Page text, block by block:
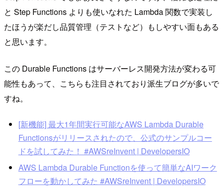
と Step Functions よりも使いなれた Lambda 関数で実装し
たほうが楽だし品質管理（テストなど）もしやすい面もある
と思います。
この Durable Functions はサーバーレス開発方法が変わる可
能性もあって、こちらも注目されており派生ブログが多いで
すね。
[新機能] 最大1年間実行可能なAWS Lambda Durable
Functionsがリリースされたので、公式のサンプルコー
ドを試してみた！ #AWSreInvent | DevelopersIO
AWS Lambda Durable Functionを使って簡単なAIワーク
フローを動かしてみた #AWSreInvent | DevelopersIO